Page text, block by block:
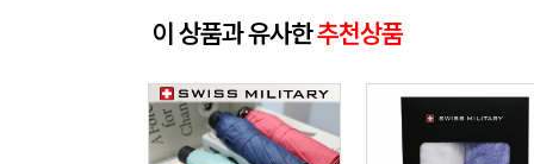
이 상품과 유사한추천상품